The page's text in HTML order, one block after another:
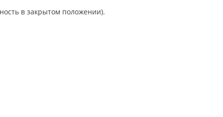
в закрытом положении).